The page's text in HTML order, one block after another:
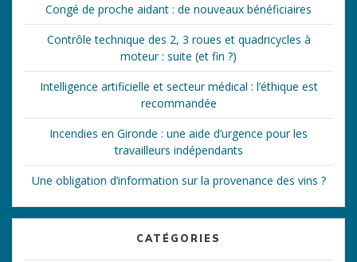
Congé de proche aidant : de nouveaux bénéficiaires
Contrôle technique des 2, 3 roues et quadricycles à
moteur : suite (et fin ?)
Intelligence artificielle et secteur médical : l’éthique est
recommandée
Incendies en Gironde : une aide d’urgence pour les
travailleurs indépendants
Une obligation d’information sur la provenance des vins ?
CATÉGORIES